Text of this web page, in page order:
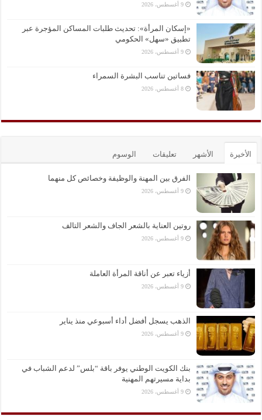
9 أغسطس، 2026
«إسكان المرأة»: تحديث طلبات المساكن المؤجرة عبر
تطبيق «سهل» الحكومي
9 أغسطس، 2026
فساتين تناسب البشرة السمراء
8 أغسطس، 2026
الأخيرة الأشهر تعليقات الوسوم
الفرق بين المهنة والوظيفة وخصائص كل منهما
9 أغسطس، 2026
روتين العناية بالشعر الجاف والشعر التالف
9 أغسطس، 2026
أزياء تعبر عن أناقة المرأة العاملة
9 أغسطس، 2026
الذهب يسجل أفضل أداء أسبوعي منذ يناير
9 أغسطس، 2026
بنك الكويت الوطني يوفر باقة “بلس” لدعم الشباب في
بداية مسيرتهم المهنية
9 أغسطس، 2026